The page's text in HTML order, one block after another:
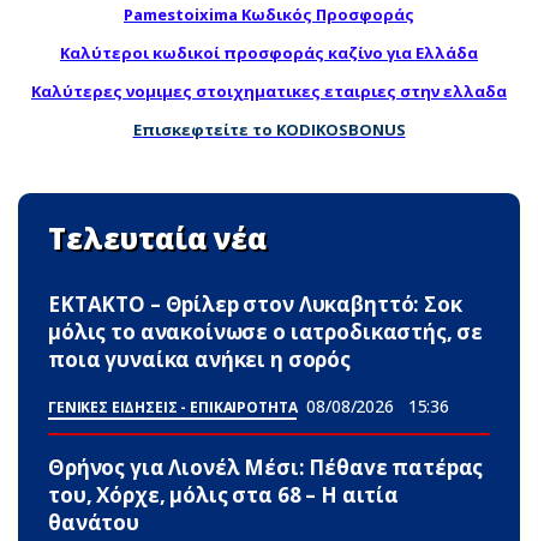
Pamestoixima Κωδικός Προσφοράς
Καλύτεροι κωδικοί προσφοράς καζίνο για Ελλάδα
Καλύτερες νομιμες στοιχηματικες εταιριες στην ελλαδα
Επισκεφτείτε το KODIKOSBONUS
Τελευταία νέα
ΕΚΤΑΚΤΟ – Θpίλεp στον Λυκαβηττό: Σoκ
μόλις το ανακοίνωσε ο ιατροδικαστής, σε
ποια γυναίκα ανήκει η σορός
ΓΕΝΙΚΕΣ ΕΙΔΗΣΕΙΣ - ΕΠΙΚΑΙΡΟΤΗΤΑ 08/08/2026 15:36
Θρήνος για Λιονέλ Μέσι: Πέθαvε πατέpας
του, Χόρχε, μόλις στα 68 – Η αιτία
θανάτου